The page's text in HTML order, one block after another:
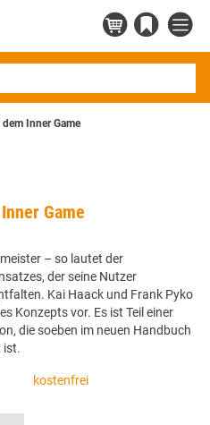
Inner Game
Game
– so lautet der
der seine Nutzer
Kai Haack und Frank Pyko
Konzepts vor. Es ist Teil einer
die soeben im neuen Handbuch
ist.
kostenfrei